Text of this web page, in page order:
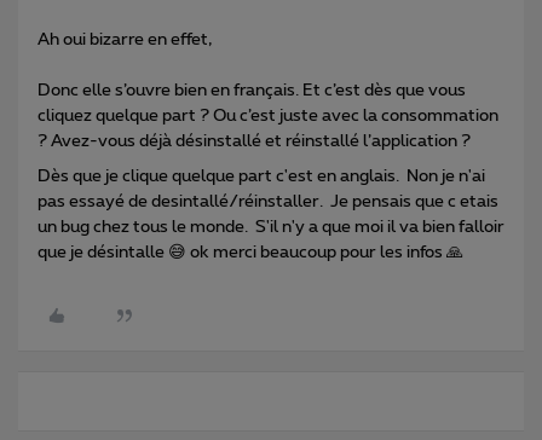
Ah oui bizarre en effet,
Donc elle s’ouvre bien en français. Et c’est dès que vous
cliquez quelque part ? Ou c’est juste avec la consommation
? Avez-vous déjà désinstallé et réinstallé l’application ?
Dès que je clique quelque part c'est en anglais. Non je n'ai
pas essayé de desintallé/réinstaller. Je pensais que c etais
un bug chez tous le monde. S'il n'y a que moi il va bien falloir
que je désintalle 😅 ok merci beaucoup pour les infos 🙏